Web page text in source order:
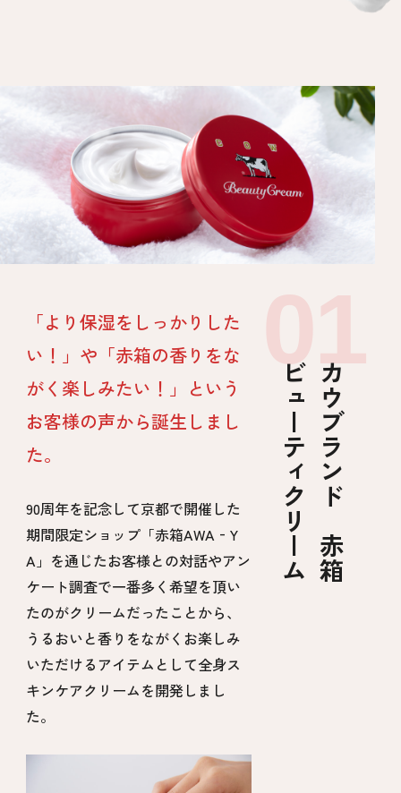
カウブランド 赤箱
ビューティクリーム
「より保湿をしっかりした
い！」や「赤箱の香りをな
がく楽しみたい！」という
お客様の声から誕生しまし
た。
90周年を記念して京都で開催した
期間限定ショップ「赤箱AWA‐Y
A」を通じたお客様との対話やアン
ケート調査で一番多く希望を頂い
たのがクリームだったことから、
うるおいと香りをながくお楽しみ
いただけるアイテムとして全身ス
キンケアクリームを開発しまし
た。